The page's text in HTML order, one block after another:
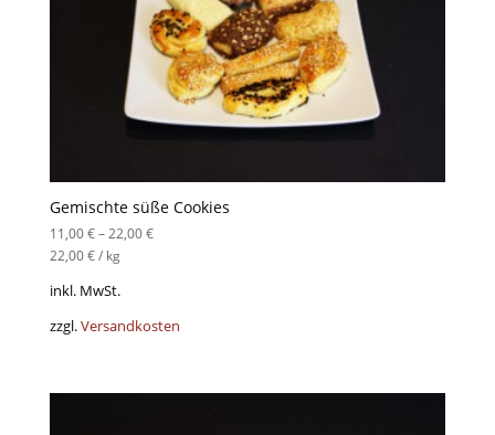
Gemischte süße Cookies
11,00€–22,00€
22,00€/ kg
inkl. MwSt.
zzgl.Versandkosten